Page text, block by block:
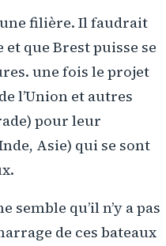
une filière. Il faudrait
que Brest puisse se
une fois le projet
l’Union et autres
pour leur
Asie) qui se sont
qu’il n’y a pas
de ces bateaux